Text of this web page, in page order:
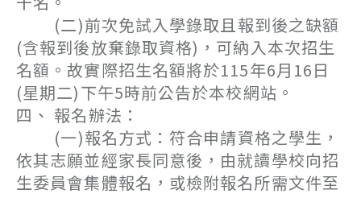
(二)前次免試入學錄取且報到後之缺額
(含報到後放棄錄取資格)，可納入本次招生
名額。故實際招生名額將於115年6月16日
(星期二)下午5時前公告於本校網站。
四、 報名辦法：
(一)報名方式：符合申請資格之學生，
依其志願並經家長同意後，由就讀學校向招
生委員會集體報名，或檢附報名所需文件至